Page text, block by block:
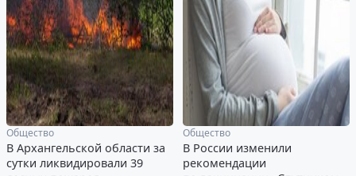
Общество
В Архангельской области за
сутки ликвидировали 39
Общество
В России изменили
рекомендации